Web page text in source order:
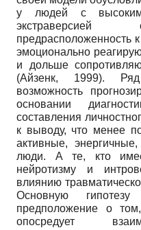
у людей с
предрасположенность
эмоционально
и дольше
(Айзенк, 1999). Ряд
возможность
основании
составления
к выводу, что менее
активные,
люди. А те, кто
нейротизму и
влиянию
Основную гипотезу
предположение о
опосредует